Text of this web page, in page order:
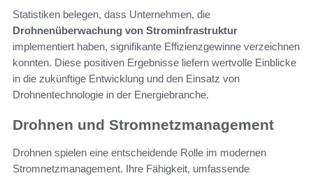
Statistiken belegen, dass Unternehmen, die
Drohnenüberwachung von Strominfrastruktur
implementiert haben, signifikante Effizienzgewinne verzeichnen
konnten. Diese positiven Ergebnisse liefern wertvolle Einblicke
in die zukünftige Entwicklung und den Einsatz von
Drohnentechnologie in der Energiebranche.
Drohnen und Stromnetzmanagement
Drohnen spielen eine entscheidende Rolle im modernen
Stromnetzmanagement. Ihre Fähigkeit, umfassende